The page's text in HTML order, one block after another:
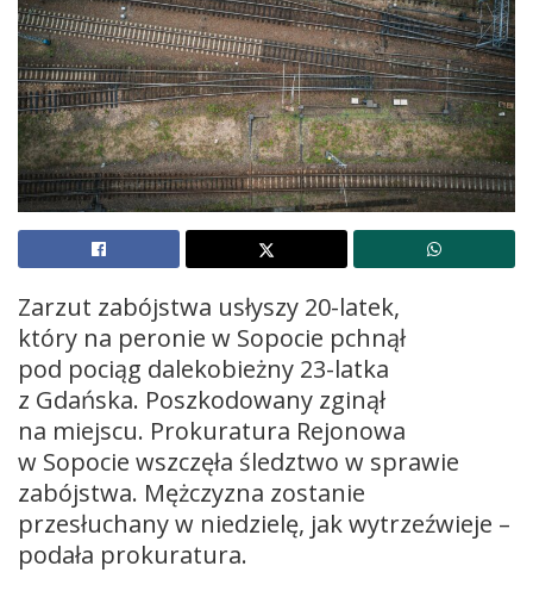
Zarzut zabójstwa usłyszy 20-latek,
który na peronie w Sopocie pchnął
pod pociąg dalekobieżny 23-latka
z Gdańska. Poszkodowany zginął
na miejscu. Prokuratura Rejonowa
w Sopocie wszczęła śledztwo w sprawie
zabójstwa. Mężczyzna zostanie
przesłuchany w niedzielę, jak wytrzeźwieje –
podała prokuratura.